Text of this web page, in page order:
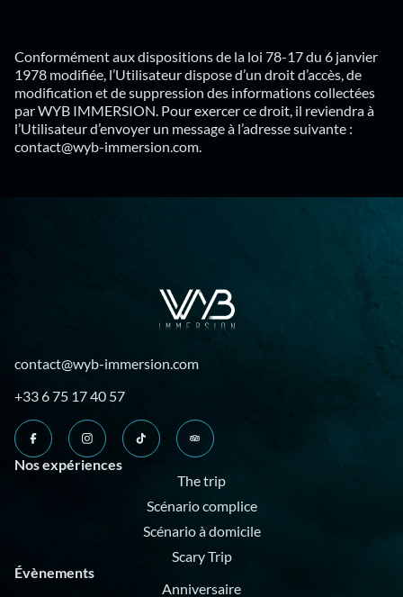
Conformément aux dispositions de la loi 78-17 du 6 janvier
1978 modifiée, l’Utilisateur dispose d’un droit d’accès, de
modification et de suppression des informations collectées
par WYB IMMERSION. Pour exercer ce droit, il reviendra à
l’Utilisateur d’envoyer un message à l’adresse suivante :
contact@wyb-immersion.com.
contact@wyb-immersion.com
+33 6 75 17 40 57
Nos expériences
The trip
Scénario complice
Scénario à domicile
Scary Trip
Évènements
Anniversaire